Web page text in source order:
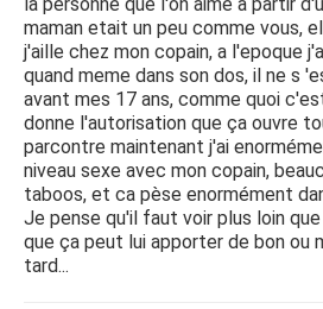
maman etait un peu comme vous,
j'aille chez mon copain, a l'epoque
quand meme dans son dos, il ne s
avant mes 17 ans, comme quoi
donne l'autorisation que ça ouvre
parcontre maintenant j'ai
niveau sexe avec mon copain,
taboos, et ca pèse enormément
Je pense qu'il faut voir plus loin
que ça peut lui apporter de bon ou
tard...